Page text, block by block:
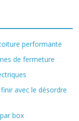
performante
de fermeture
avec le désordre
box